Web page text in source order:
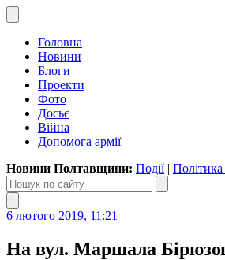
Головна
Новини
Блоги
Проекти
Фото
Досьє
Війна
Допомога армії
Новини Полтавщини: Події| Політика
6 лютого 2019, 11:21
На вул. Маршала